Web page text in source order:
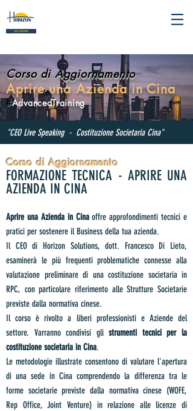
Corso di Aggiornamento
Aprire una Azienda in Cina
#AdvancedTraining
"CEO Live Speaking - Costituzione Societaria Cina"
Corso di Aggiornamento
FORMAZIONE TECNICA - APRIRE UNA
AZIENDA IN CINA
Aprire una Azienda in Cinaoffre approfondimenti tecnici e
pratici per sostenere il Business della tua azienda.
Il CEO di Horizon Solutions, dott. Francesco Di Lieto,
esaminerà le più frequenti problematiche connesse alla
valutazione preliminare di una costituzione societaria in
RPC, con particolare riferimento alle Strutture Societarie
previste dalla normativa cinese.
Il corso è rivolto a liberi professionisti e Aziende del
settore. Varranno condivisi glistrumenti tecnici per la
costituzione societaria in Cina.
Le metodologie illustrate consentono di valutare l'apertura
di una sede in Cina comprendendo la differenza tra le
forme societarie previste dalla normativa cinese (WOFE,
Rep Office, Joint Venture) in relazione alle licenze di